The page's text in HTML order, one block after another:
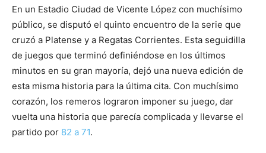
En un Estadio Ciudad de Vicente López con muchísimo
público, se disputó el quinto encuentro de la serie que
cruzó a Platense y a Regatas Corrientes. Esta seguidilla
de juegos que terminó definiéndose en los últimos
minutos en su gran mayoría, dejó una nueva edición de
esta misma historia para la última cita. Con muchísimo
corazón, los remeros lograron imponer su juego, dar
vuelta una historia que parecía complicada y llevarse el
partido por 82 a 71.